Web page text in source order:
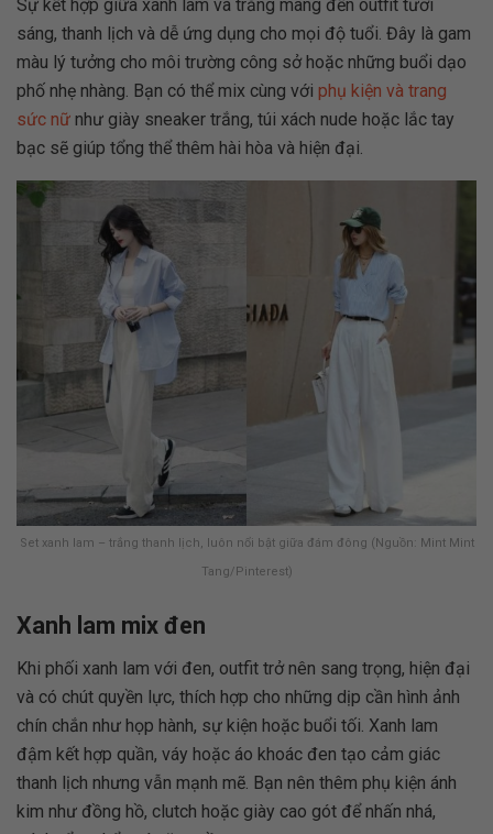
Sự kết hợp giữa xanh lam và trắng mang đến outfit tươi
sáng, thanh lịch và dễ ứng dụng cho mọi độ tuổi. Đây là gam
màu lý tưởng cho môi trường công sở hoặc những buổi dạo
phố nhẹ nhàng. Bạn có thể mix cùng với phụ kiện và trang
sức nữ như giày sneaker trắng, túi xách nude hoặc lắc tay
bạc sẽ giúp tổng thể thêm hài hòa và hiện đại.
Set xanh lam – trắng thanh lịch, luôn nổi bật giữa đám đông (Nguồn: Mint Mint
Tang/Pinterest)
Xanh lam mix đen
Khi phối xanh lam với đen, outfit trở nên sang trọng, hiện đại
và có chút quyền lực, thích hợp cho những dịp cần hình ảnh
chín chắn như họp hành, sự kiện hoặc buổi tối. Xanh lam
đậm kết hợp quần, váy hoặc áo khoác đen tạo cảm giác
thanh lịch nhưng vẫn mạnh mẽ. Bạn nên thêm phụ kiện ánh
kim như đồng hồ, clutch hoặc giày cao gót để nhấn nhá,